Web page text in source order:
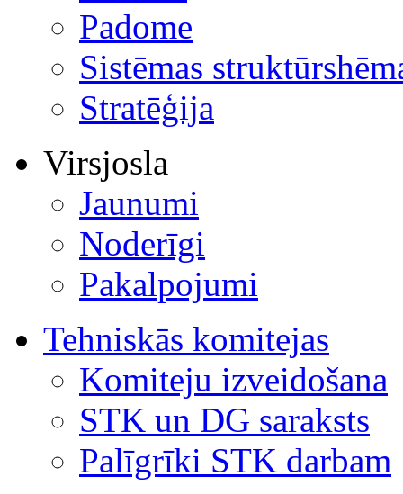
Padome
Sistēmas
Stratēģija
Virsjosla
Jaunumi
Noderīgi
Pakalpojumi
Tehniskās komitejas
Komiteju izveidošana
STK un DG saraksts
Palīgrīki STK darbam